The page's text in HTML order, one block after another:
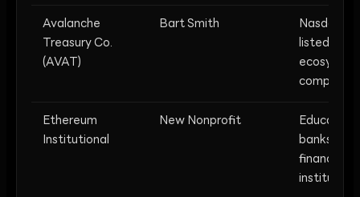
Avalanche
Treasury Co.
(AVAT)
Bart Smith
Nasdaq-
listed
ecosystem
Ethereum
Institutional
New Nonprofit
Educating
banks and
financial
institutions